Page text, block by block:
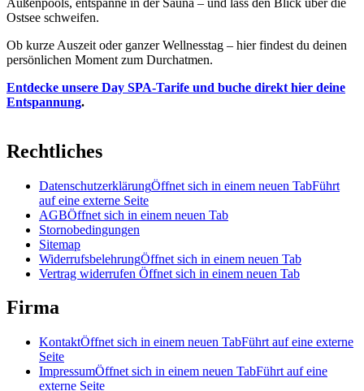
Ostsee schweifen.
Ob kurze Auszeit oder ganzer Wellnesstag – hier findest du deinen
persönlichen Moment zum Durchatmen.
Entdecke unsere Day SPA-Tarife und buche direkt hier deine
Entspannung.
Rechtliches
DatenschutzerklärungÖffnet sich in einem neuen TabFührt
auf eine externe Seite
AGBÖffnet sich in einem neuen Tab
Stornobedingungen
Sitemap
WiderrufsbelehrungÖffnet sich in einem neuen Tab
Vertrag widerrufen Öffnet sich in einem neuen Tab
Firma
KontaktÖffnet sich in einem neuen TabFührt auf eine externe
Seite
ImpressumÖffnet sich in einem neuen TabFührt auf eine
externe Seite